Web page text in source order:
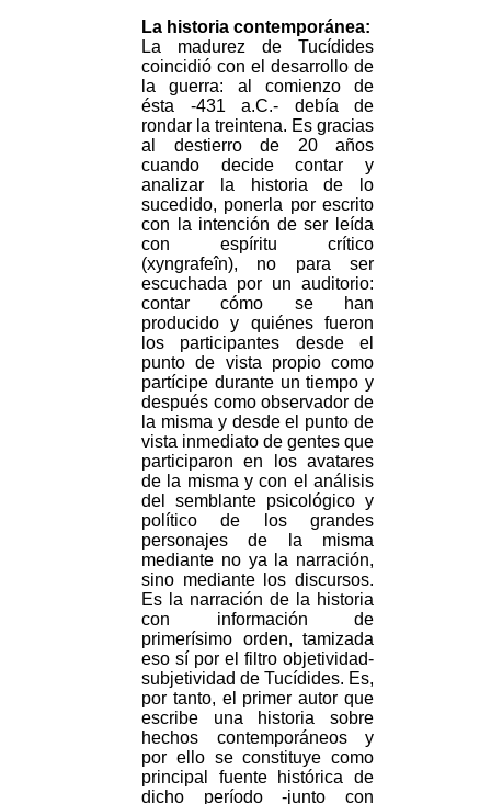
La historia contemporánea:
La madurez de Tucídides
coincidió con el desarrollo de
la guerra: al comienzo de
ésta -431 a.C.- debía de
rondar la treintena. Es gracias
al destierro de 20 años
cuando decide contar y
analizar la historia de lo
sucedido, ponerla por escrito
con la intención de ser leída
con espíritu crítico
(xyngrafeîn), no para ser
escuchada por un auditorio:
contar cómo se han
producido y quiénes fueron
los participantes desde el
punto de vista propio como
partícipe durante un tiempo y
después como observador de
la misma y desde el punto de
vista inmediato de gentes que
participaron en los avatares
de la misma y con el análisis
del semblante psicológico y
político de los grandes
personajes de la misma
mediante no ya la narración,
sino mediante los discursos.
Es la narración de la historia
con información de
primerísimo orden, tamizada
eso sí por el filtro objetividad-
subjetividad de Tucídides. Es,
por tanto, el primer autor que
escribe una historia sobre
hechos contemporáneos y
por ello se constituye como
principal fuente histórica de
dicho período -junto con